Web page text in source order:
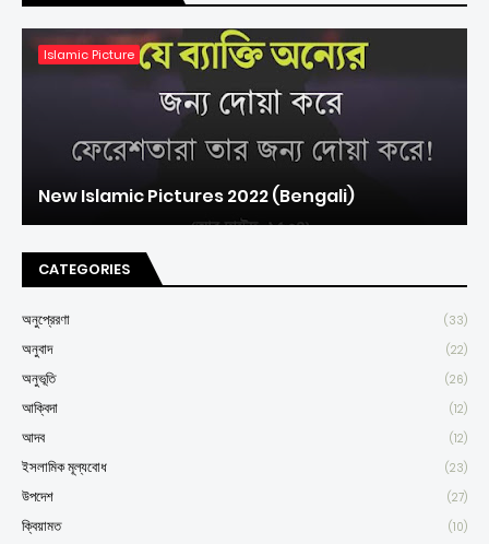
Islamic Picture
New Islamic Pictures 2022 (Bengali)
CATEGORIES
অনুপ্রেরণা (33)
অনুবাদ (22)
অনুভূতি (26)
আক্বিদা (12)
আদব (12)
ইসলামিক মূল্যবোধ (23)
উপদেশ (27)
ক্বিয়ামত (10)